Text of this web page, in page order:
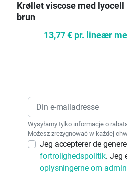
Krøllet viscose med lyocell
brun
13,77 € pr. lineær
Wysyłamy tylko informacje o
Możesz zrezygnować w każdej
Jeg accepterer de
fortrolighedspolitik. Jeg
oplysningerne om